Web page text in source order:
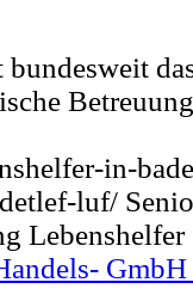
in-
luf/
Lebenshelfer
GmbH